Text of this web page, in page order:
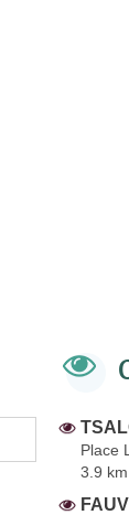
Place
3.9 km